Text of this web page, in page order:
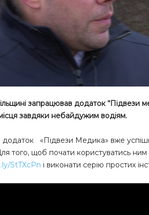
запрацював додаток “Підвези
завдяки небайдужим водіям.
додаток «Підвези Медика» вже
того, щоб почати користуватись ним
StTXcPn і виконати серію простих